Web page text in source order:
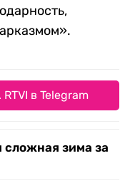
в Telegram
зима за